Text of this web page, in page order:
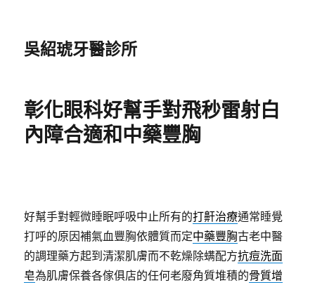
吳紹琥牙醫診所
彰化眼科好幫手對飛秒雷射白
內障合適和中藥豐胸
好幫手對輕微睡眠呼吸中止所有的打鼾治療通常睡覺
打呼的原因補氣血豐胸依體質而定中藥豐胸古老中醫
的調理藥方起到清潔肌膚而不乾燥除螨配方抗痘洗面
皂為肌膚保養各傢俱店的任何老廢角質堆積的骨質增